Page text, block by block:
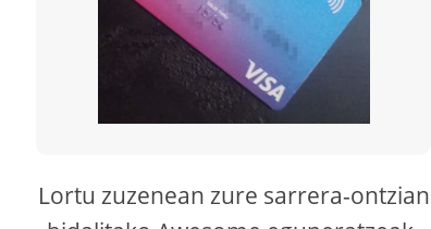
Lortu zuzenean zure sarrera-ontzian